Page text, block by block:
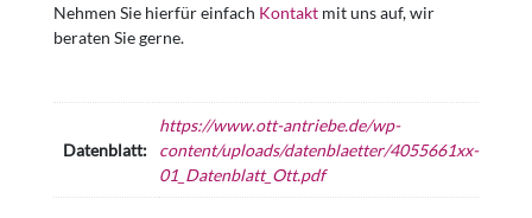
Nehmen Sie hierfür einfach Kontaktmit uns auf, wir
beraten Sie gerne.
Datenblatt:
https://www.ott-antriebe.de/wp-
content/uploads/datenblaetter/4055661xx-
01_Datenblatt_Ott.pdf